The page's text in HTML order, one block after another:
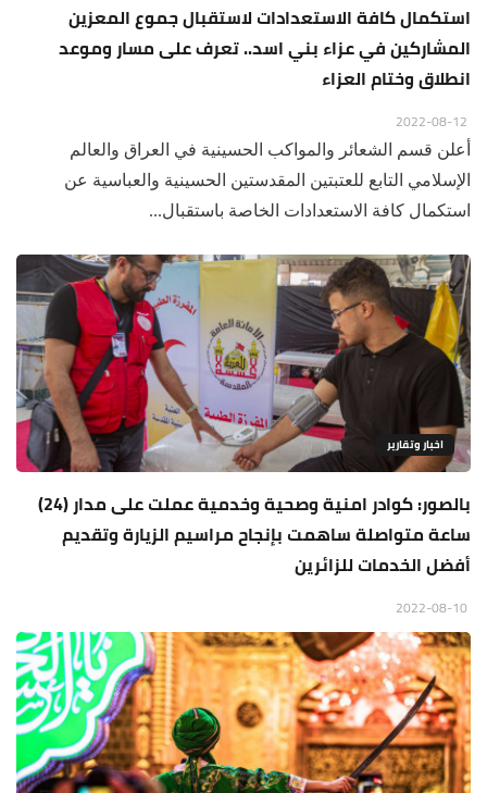
استكمال كافة الاستعدادات لاستقبال جموع المعزين
المشاركين في عزاء بني اسد.. تعرف على مسار وموعد
انطلاق وختام العزاء
أعلن قسم الشعائر والمواكب الحسينية في العراق والعالم
الإسلامي التابع للعتبتين المقدستين الحسينية والعباسية عن
استكمال كافة الاستعدادات الخاصة باستقبال...
اخبار وتقارير
بالصور: كوادر امنية وصحية وخدمية عملت على مدار (24)
ساعة متواصلة ساهمت بإنجاح مراسيم الزيارة وتقديم
أفضل الخدمات للزائرين